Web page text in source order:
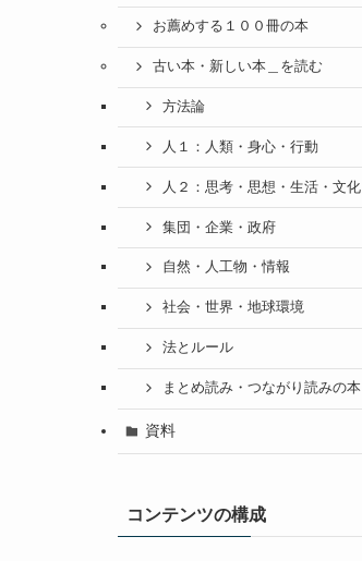
お薦めする１００冊の本
古い本・新しい本＿を読む
方法論
人１：人類・身心・行動
人２：思考・思想・生活・文化
集団・企業・政府
自然・人工物・情報
社会・世界・地球環境
法とルール
まとめ読み・つながり読みの本
資料
コンテンツの構成